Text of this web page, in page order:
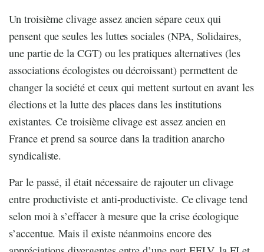
Un troisième clivage assez ancien sépare ceux qui
pensent que seules les luttes sociales (NPA, Solidaires,
une partie de la CGT) ou les pratiques alternatives (les
associations écologistes ou décroissant) permettent de
changer la société et ceux qui mettent surtout en avant les
élections et la lutte des places dans les institutions
existantes. Ce troisième clivage est assez ancien en
France et prend sa source dans la tradition anarcho
syndicaliste.
Par le passé, il était nécessaire de rajouter un clivage
entre productiviste et anti-productiviste. Ce clivage tend
selon moi à s’effacer à mesure que la crise écologique
s’accentue. Mais il existe néanmoins encore des